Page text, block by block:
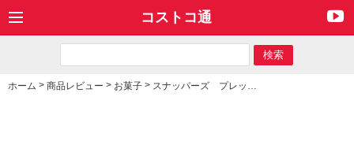
コストコ通
ホーム > 商品レビュー > お菓子 > スナッパーズ プレッツェル